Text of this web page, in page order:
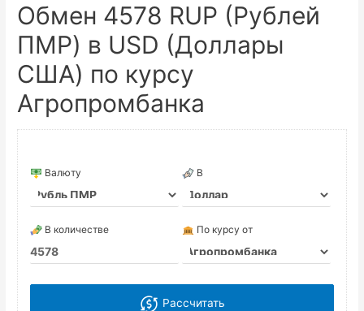
Обмен 4578 RUP (Рублей
ПМР) в USD (Доллары
США) по курсу
Агропромбанка
Валюту В
В количестве По курсу от
Рассчитать